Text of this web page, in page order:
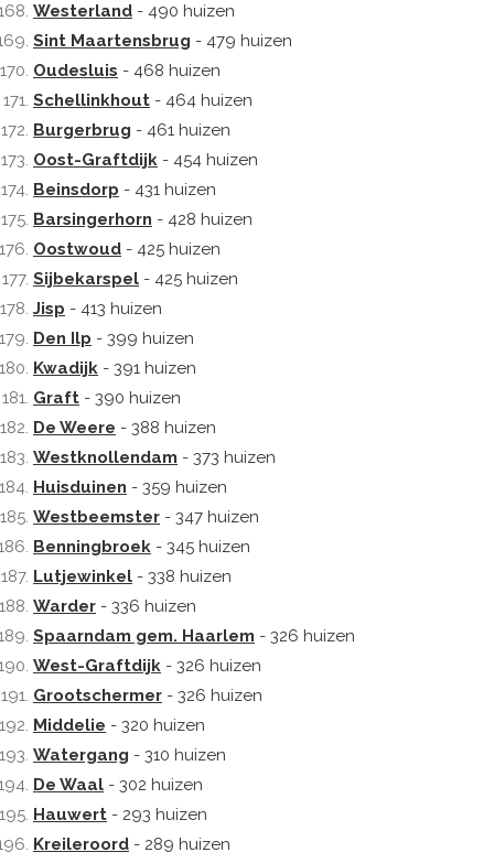
Westerland - 490 huizen
Sint Maartensbrug - 479 huizen
Oudesluis - 468 huizen
Schellinkhout - 464 huizen
Burgerbrug - 461 huizen
Oost-Graftdijk - 454 huizen
Beinsdorp - 431 huizen
Barsingerhorn - 428 huizen
Oostwoud - 425 huizen
Sijbekarspel - 425 huizen
Jisp - 413 huizen
Den Ilp - 399 huizen
Kwadijk - 391 huizen
Graft - 390 huizen
De Weere - 388 huizen
Westknollendam - 373 huizen
Huisduinen - 359 huizen
Westbeemster - 347 huizen
Benningbroek - 345 huizen
Lutjewinkel - 338 huizen
Warder - 336 huizen
Spaarndam gem. Haarlem - 326 huizen
West-Graftdijk - 326 huizen
Grootschermer - 326 huizen
Middelie - 320 huizen
Watergang - 310 huizen
De Waal - 302 huizen
Hauwert - 293 huizen
Kreileroord - 289 huizen